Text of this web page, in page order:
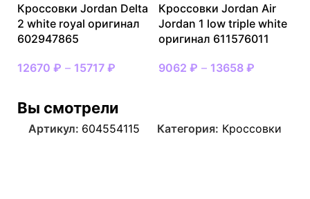
Кроссовки Jordan Delta
2 white royal оригинал
602947865
12670 ₽ – 15717 ₽
Кроссовки Jordan Air
Jordan 1 low triple white
оригинал 611576011
9062 ₽ – 13658 ₽
Вы смотрели
Артикул: 604554115 Категория: Кроссовки